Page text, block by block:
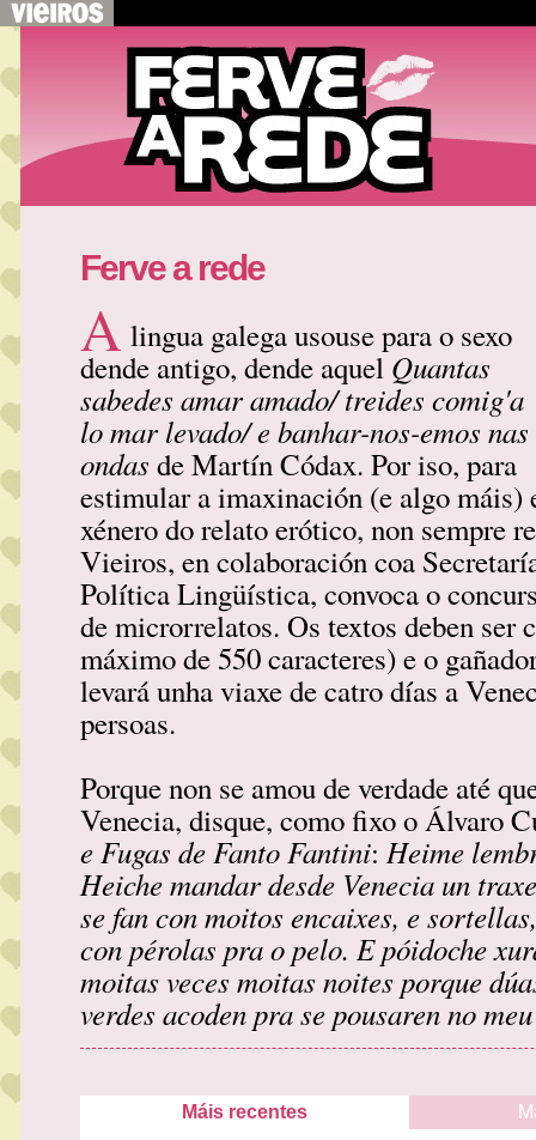
Ferve a rede
A lingua galega usouse para o sexo
dende antigo, dende aquel Quantas
sabedes amar amado/ treides comig'a
lo mar levado/ e banhar-nos-emos nas
ondas de Martín Códax. Por iso, para
estimular a imaxinación (e algo máis)
xénero do relato erótico, non sempre
Vieiros, en colaboración coa
Política Lingüística, convoca o
de microrrelatos. Os textos deben ser
máximo de 550 caracteres) e o
levará unha viaxe de catro días a
persoas.
Porque non se amou de verdade até
Venecia, disque, como fixo o Álvaro
e Fugas de Fanto Fantini: Heime
Heiche mandar desde Venecia un
se fan con moitos encaixes, e
con pérolas pra o pelo. E póidoche
moitas veces moitas noites porque
verdes acoden pra se pousaren no
Máis recentes